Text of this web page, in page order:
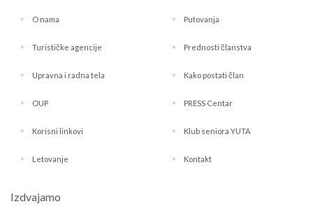
O nama Putovanja
Turističke agencije Prednosti članstva
Upravna i radna tela Kako postati član
OUP PRESS Centar
Korisni linkovi Klub seniora YUTA
Letovanje Kontakt
Izdvajamo